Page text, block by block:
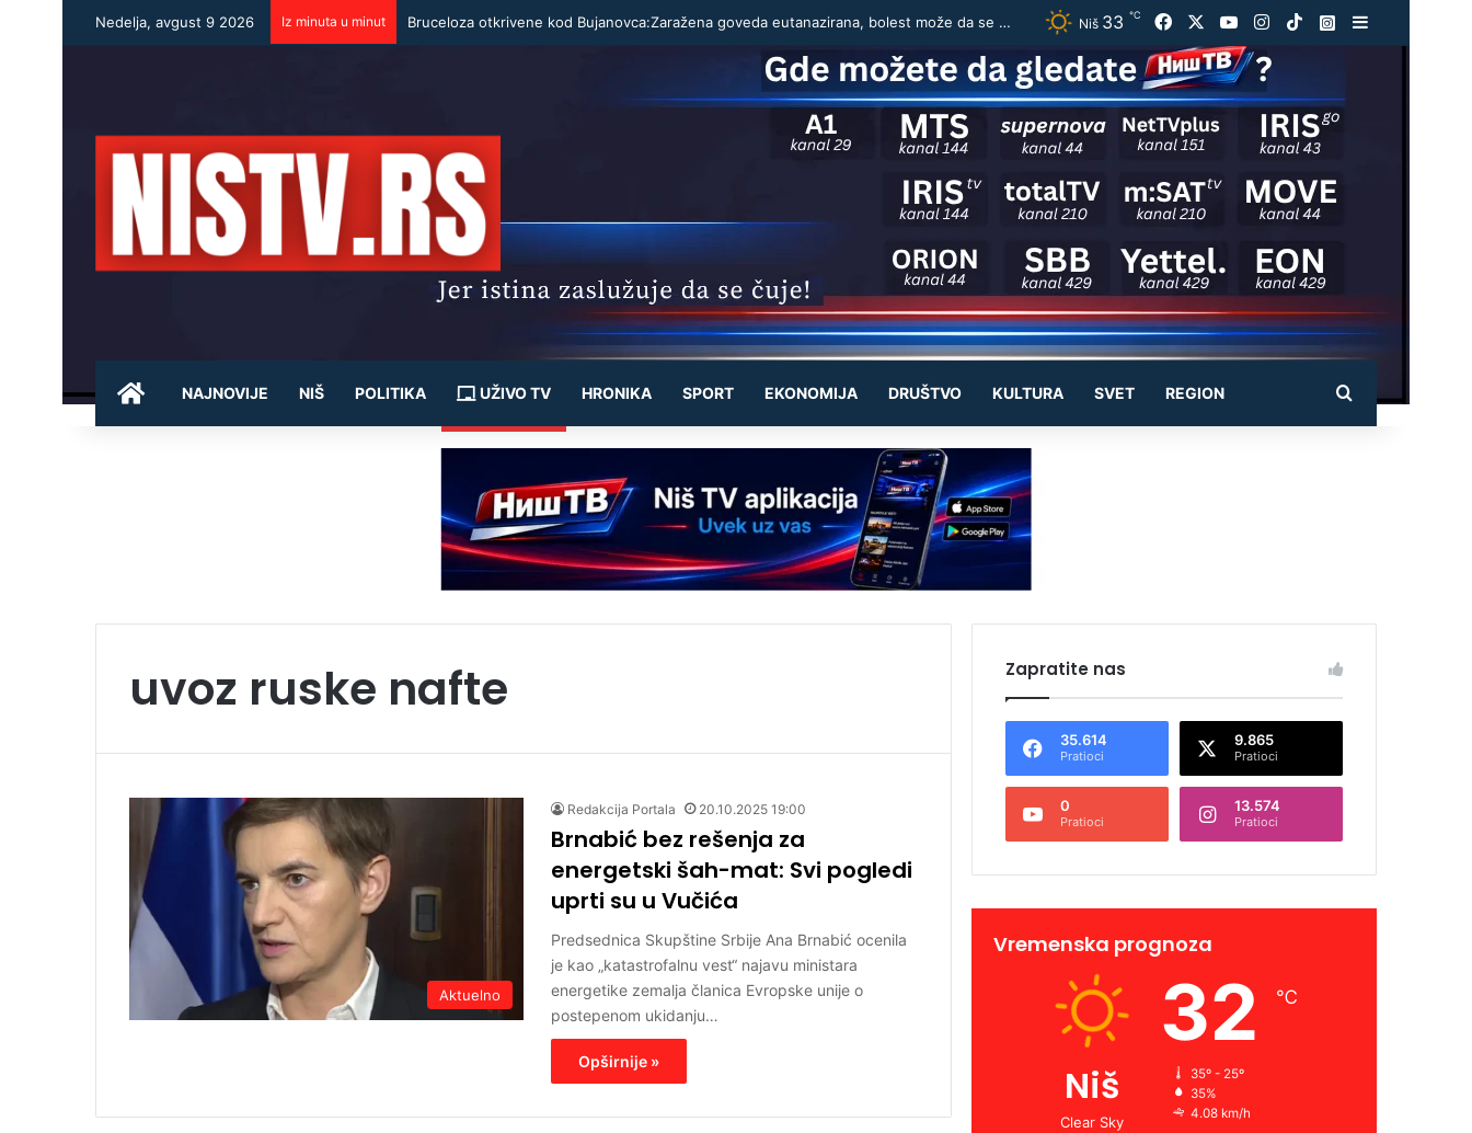
Nedelja, avgust 9 2026 Iz minuta u minut Bruceloza otkrivene kod Bujanovca:Zaražena goveda eutanazirana, bolest može da se prenese i na ljude Niš 33 ℃ Facebook YouTubeInstagram
TikTokInstagram
POČETNA
NAJNOVIJE NIŠ POLITIKA UŽIVO TV HRONIKA SPORT EKONOMIJA DRUŠTVO KULTURA SVET REGION Pretraži
uvoz ruske nafte
Aktuelno
Redakcija Portala 20.10.2025 19:00
Brnabić bez rešenja za
energetski šah-mat: Svi pogledi
uprti su u Vučića
Predsednica Skupštine Srbije Ana Brnabić ocenila
je kao „katastrofalnu vest“ najavu ministara
energetike zemalja članica Evropske unije o
postepenom ukidanju…
Opširnije »
Zapratite nas
35.614
Pratioci
9.865
Pratioci
0
Pratioci
13.574
Pratioci
Vremenska prognoza
Niš
Clear Sky
32 ℃
35º - 25º
35%
4.08 km/h